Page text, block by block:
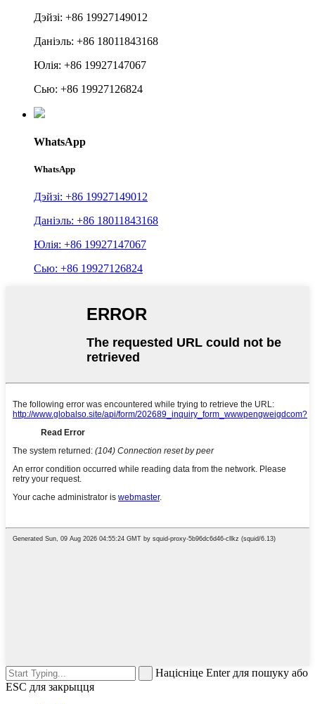
Дэйзі: +86 19927149012
Даніэль: +86 18011843168
Юлія: +86 19927147067
Сью: +86 19927126824
WhatsApp
WhatsApp
Дэйзі: +86 19927149012
Даніэль: +86 18011843168
Юлія: +86 19927147067
Сью: +86 19927126824
Націсніце Enter для пошуку або
ESC для закрыцця